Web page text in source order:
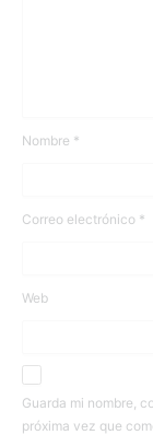
Nombre *
Correo electrónico *
Web
Guarda mi nombre,
próxima vez que